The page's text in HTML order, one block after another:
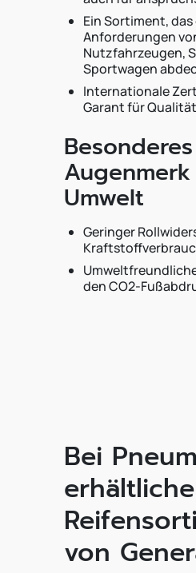
Ein Sortiment, das
Anforderungen
Nutzfahrzeugen,
Sportwagen
Internationale
Garant für
Besonderes
Umwelt
Geringer
den CO2-
Bei
erhältliche
von